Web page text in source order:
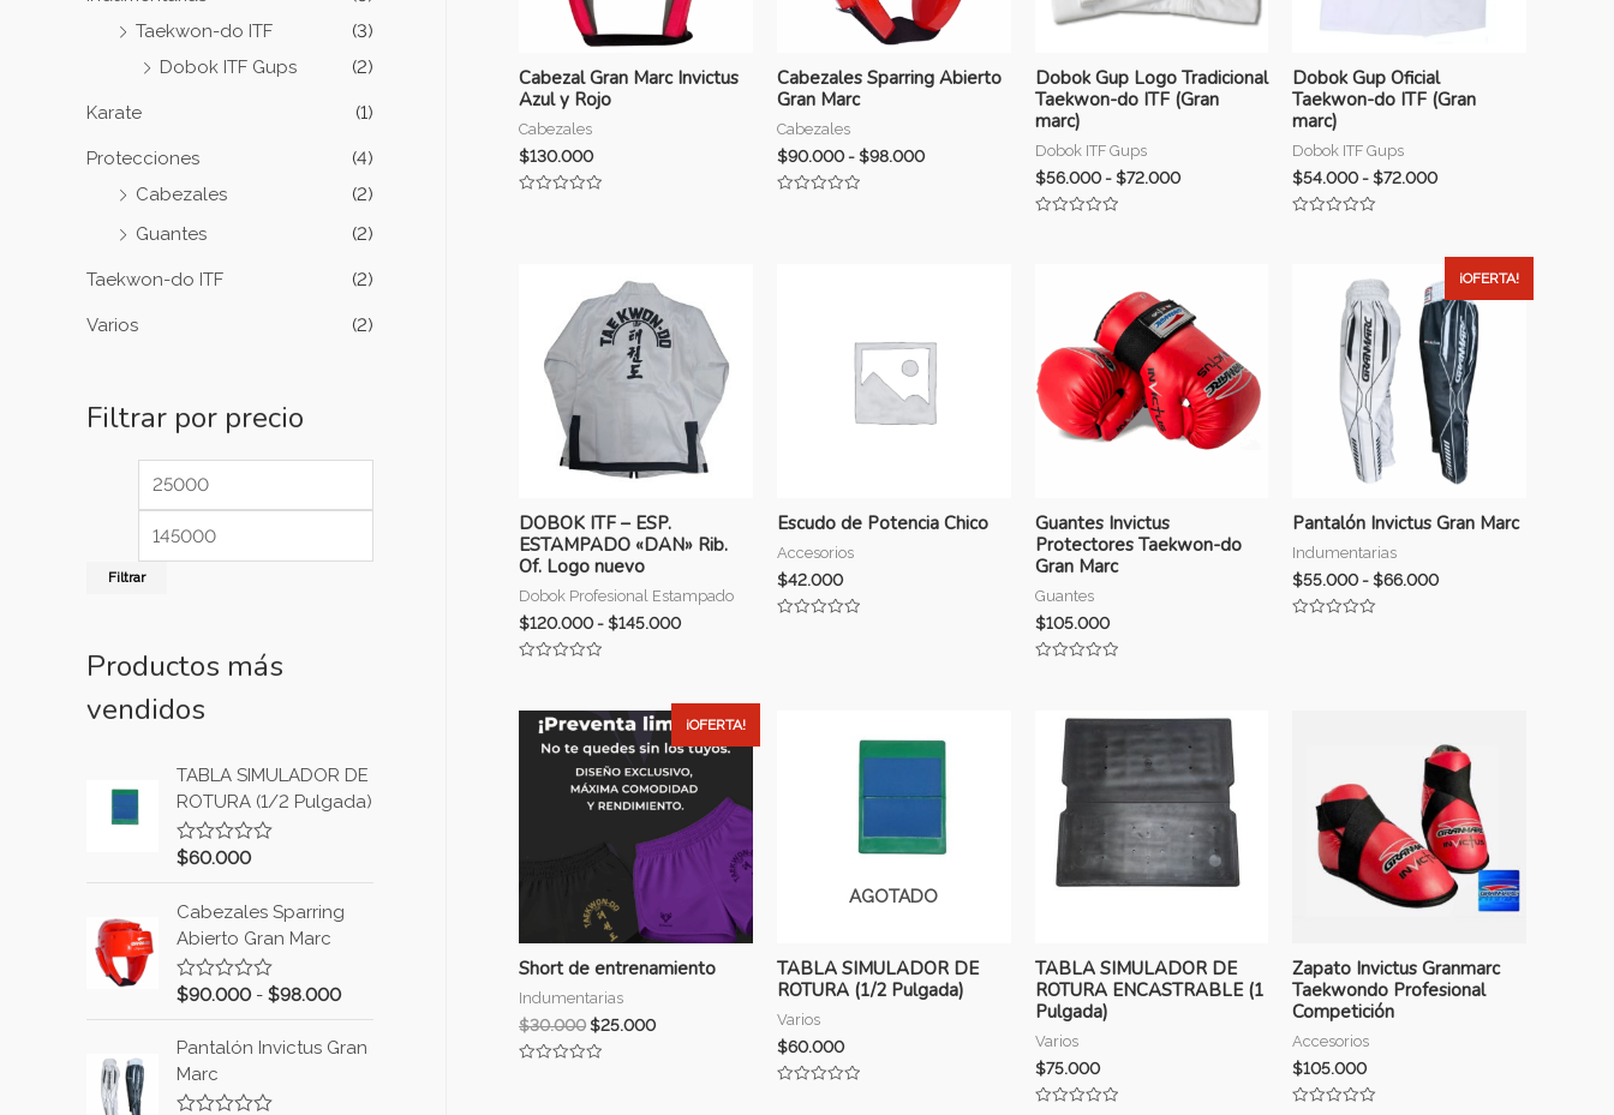
Taekwon-do ITF
(3)
Dobok ITF Gups
(2)
Karate (1)
Protecciones
(4)
Cabezales
(2)
Guantes
(2)
Taekwon-do ITF (2)
Varios (2)
Filtrar por precio
Filtrar
Productos más
vendidos
TABLA SIMULADOR DE
ROTURA (1/2 Pulgada)
V
o
r
a
d
o
c
n
0
d
5
$60.000
Cabezales Sparring
Abierto Gran Marc
V
o
r
a
d
$90.000 - $98.000
Pantalón Invictus Gran
Marc
Cabezal Gran Marc Invictus
Azul y Rojo
Cabezales
$130.000
Cabezales Sparring Abierto
Gran Marc
Cabezales
$90.000 - $98.000
Dobok Gup Logo Tradicional
Taekwon-do ITF (Gran
marc)
Dobok ITF Gups
$56.000 - $72.000
Dobok Gup Oficial
Taekwon-do ITF (Gran
marc)
Dobok ITF Gups
$54.000 - $72.000
DOBOK ITF – ESP.
ESTAMPADO «DAN» Rib.
Of. Logo nuevo
Dobok Profesional Estampado
$120.000 -$145.000
de
Escudo de Potencia Chico
Accesorios
$42.000
Guantes Invictus
Protectores Taekwon-do
Gran Marc
Guantes
$105.000
¡OFERTA!
Pantalón Invictus Gran Marc
Indumentarias
$55.000 - $66.000
¡OFERTA!
Short de entrenamiento
Indumentarias
$30.000$25.000
AGOTADO
TABLA SIMULADOR DE
ROTURA (1/2 Pulgada)
Varios
$60.000
TABLA SIMULADOR DE
ROTURA ENCASTRABLE (1
Pulgada)
Varios
$75.000
Zapato Invictus Granmarc
Taekwondo Profesional
Competición
Accesorios
$105.000